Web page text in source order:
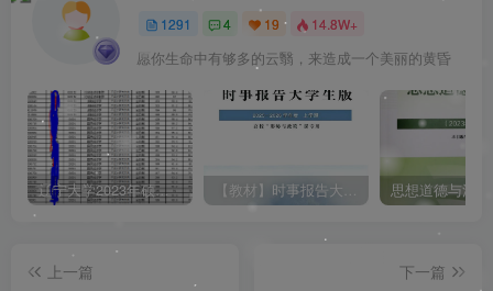
1291 4 19 14.8W+
愿你生命中有够多的云翳，来造成一个美丽的黄昏
辽宁大学2023年硕士研究生拟录取名单（所有学院均包含！！！图片仅供展示） 【教材】时事报告大学生版（形式与政策）2025-2026学年度 上学期（秋季）电子版pdf
上一篇
下一篇